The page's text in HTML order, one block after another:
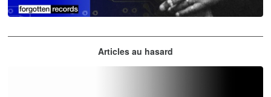
Articles au hasard